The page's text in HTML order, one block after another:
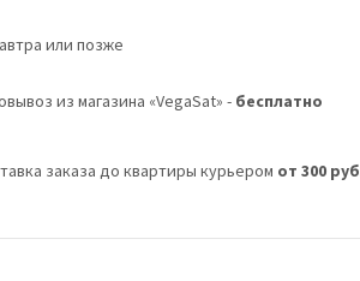
или позже
из магазина «VegaSat» - бесплатно
заказа до квартиры курьером от 300 руб